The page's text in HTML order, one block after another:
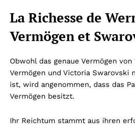
La Richesse de
Vermögen et
Obwohl das genaue Vermögen
Vermögen und Victoria
ist, wird angenommen, dass das
Vermögen besitzt.
Ihr Reichtum stammt aus ihren